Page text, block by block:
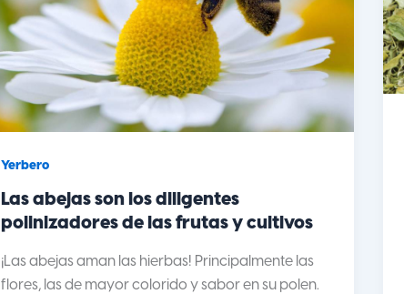
Yerbero
Las abejas son los diligentes
polinizadores de las frutas y cultivos
¡Las abejas aman las hierbas! Principalmente las
flores, las de mayor colorido y sabor en su polen.